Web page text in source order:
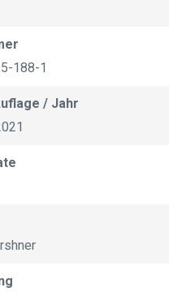
188-1
/ Jahr